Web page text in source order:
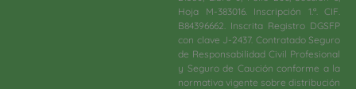
Hoja M-383016. Inscripción 1.ª. CIF.
B84396662. Inscrita Registro DGSFP
con clave J-2437. Contratado Seguro
de Responsabilidad Civil Profesional
y Seguro de Caución conforme a la
normativa vigente sobre distribución